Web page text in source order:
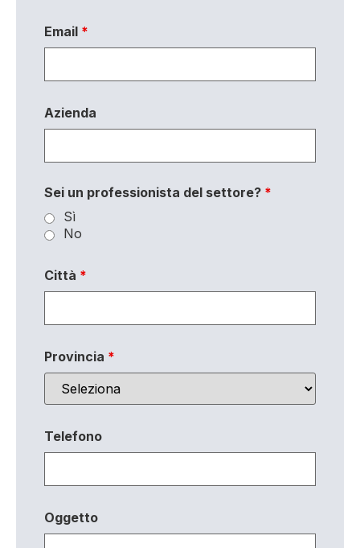
Email *
Azienda
Sei un professionista del settore? *
Sì
No
Città *
Provincia *
Telefono
Oggetto